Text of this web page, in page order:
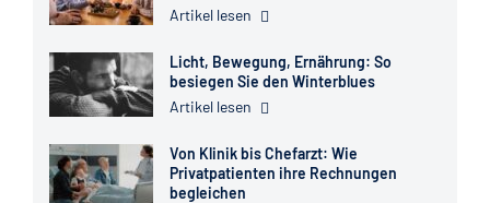
Artikel lesen
Licht, Bewegung, Ernährung: So
besiegen Sie den Winterblues
Artikel lesen
Von Klinik bis Chefarzt: Wie
Privatpatienten ihre Rechnungen
begleichen